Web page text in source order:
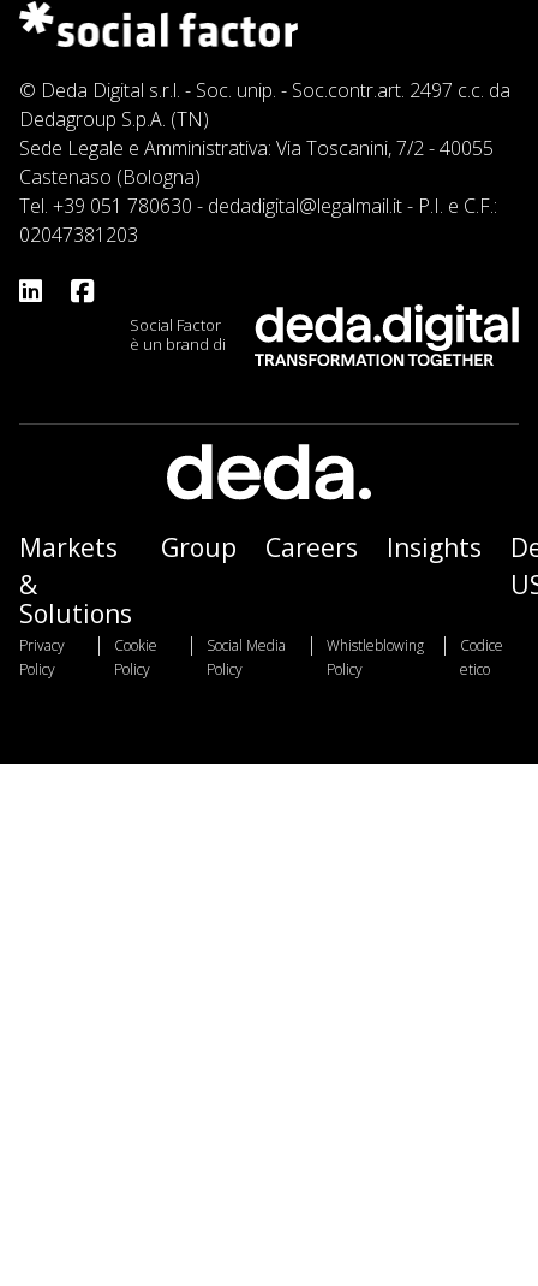
© Deda Digital s.r.l. - Soc. unip. - Soc.contr.art. 2497 c.c. da
Dedagroup S.p.A. (TN)
Sede Legale e Amministrativa: Via Toscanini, 7/2 - 40055
Castenaso (Bologna)
Tel. +39 051 780630 - dedadigital@legalmail.it- P.I. e C.F.:
02047381203
Social Factor
è un brand di
Markets
&
Solutions
Group Careers Insights
Privacy
Policy
| Cookie
Policy
| Social Media
Policy
| Whistleblowing
Policy
| Codice
etico